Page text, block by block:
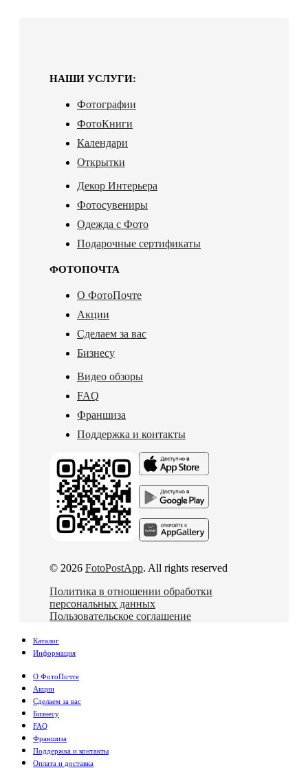
НАШИ УСЛУГИ:
Фотографии
ФотоКниги
Календари
Открытки
Декор Интерьера
Фотосувениры
Одежда с Фото
Подарочные сертификаты
ФОТОПОЧТА
О ФотоПочте
Акции
Сделаем за вас
Бизнесу
Видео обзоры
FAQ
Франшиза
Поддержка и контакты
© 2026 FotoPostApp. All rights reserved
Политика в отношении обработки
персональных данных
Пользовательское соглашение
Каталог
Информация
О ФотоПочте
Акции
Сделаем за вас
Бизнесу
FAQ
Франшиза
Поддержка и контакты
Оплата и доставка